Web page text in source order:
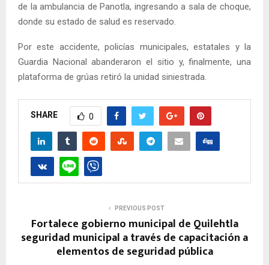
de la ambulancia de Panotla, ingresando a sala de choque,
donde su estado de salud es reservado.
Por este accidente, policías municipales, estatales y la
Guardia Nacional abanderaron el sitio y, finalmente, una
plataforma de grúas retiró la unidad siniestrada.
SHARE 0
PREVIOUS POST
Fortalece gobierno municipal de Quilehtla
seguridad municipal a través de capacitación a
elementos de seguridad pública